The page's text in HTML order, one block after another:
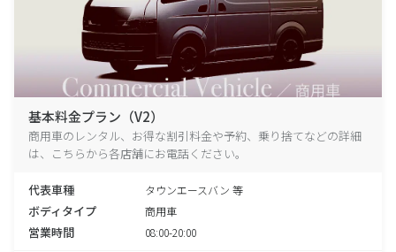
基本料金プラン（V2）
商用車のレンタル、お得な割引料金や予約、乗り捨てなどの詳細
は、こちらから各店舗にお電話ください。
代表車種 タウンエースバン 等
ボディタイプ 商用車
営業時間 08:00-20:00